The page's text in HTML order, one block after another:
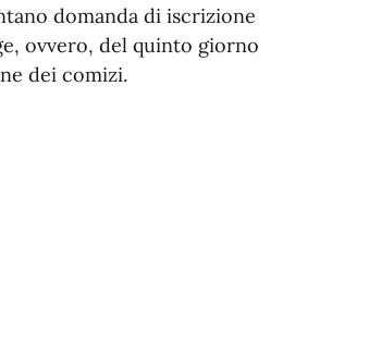
domanda di iscrizione
ovvero, del quinto giorno
dei comizi.